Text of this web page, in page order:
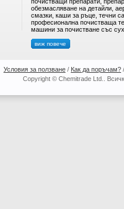
обезмасляване на детайли,
смазки, каши за ръце, течни
професионална почистваща
машини за почистване със
виж повече
Условия за ползване / Как да поръчам?
Copyright © Chemitrade Ltd..